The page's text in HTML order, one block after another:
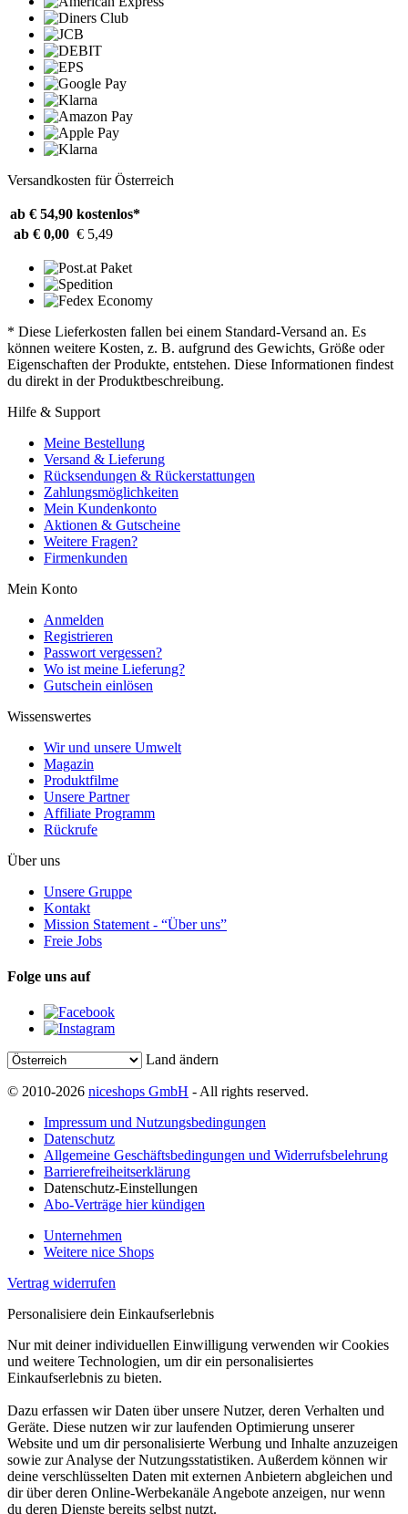
Versandkosten für Österreich
ab € 54,90 kostenlos*
ab € 0,00 € 5,49
* Diese Lieferkosten fallen bei einem Standard-Versand an. Es
können weitere Kosten, z. B. aufgrund des Gewichts, Größe oder
Eigenschaften der Produkte, entstehen. Diese Informationen findest
du direkt in der Produktbeschreibung.
Hilfe & Support
Meine Bestellung
Versand & Lieferung
Rücksendungen & Rückerstattungen
Zahlungsmöglichkeiten
Mein Kundenkonto
Aktionen & Gutscheine
Weitere Fragen?
Firmenkunden
Mein Konto
Anmelden
Registrieren
Passwort vergessen?
Wo ist meine Lieferung?
Gutschein einlösen
Wissenswertes
Wir und unsere Umwelt
Magazin
Produktfilme
Unsere Partner
Affiliate Programm
Rückrufe
Über uns
Unsere Gruppe
Kontakt
Mission Statement - “Über uns”
Freie Jobs
Folge uns auf
Land ändern
© 2010-2026 niceshops GmbH - All rights reserved.
Impressum und Nutzungsbedingungen
Datenschutz
Allgemeine Geschäftsbedingungen und Widerrufsbelehrung
Barrierefreiheitserklärung
Datenschutz-Einstellungen
Abo-Verträge hier kündigen
Unternehmen
Weitere nice Shops
Vertrag widerrufen
Personalisiere dein Einkaufserlebnis
Nur mit deiner individuellen Einwilligung verwenden wir Cookies
und weitere Technologien, um dir ein personalisiertes
Einkaufserlebnis zu bieten.
Dazu erfassen wir Daten über unsere Nutzer, deren Verhalten und
Geräte. Diese nutzen wir zur laufenden Optimierung unserer
Website und um dir personalisierte Werbung und Inhalte anzuzeigen
sowie zur Analyse der Nutzungsstatistiken. Außerdem können wir
deine verschlüsselten Daten mit externen Anbietern abgleichen und
dir über deren Online-Werbekanäle Angebote anzeigen, nur wenn
du deren Dienste bereits selbst nutzt.